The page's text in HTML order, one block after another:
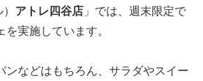
アトレ四谷店 」では、週末限定で
実施しています。
ンなどはもちろん、サラダやスイー